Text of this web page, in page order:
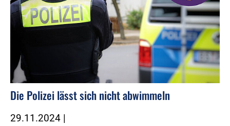
Die Polizei lässt sich nicht abwimmeln
29.11.2024 |